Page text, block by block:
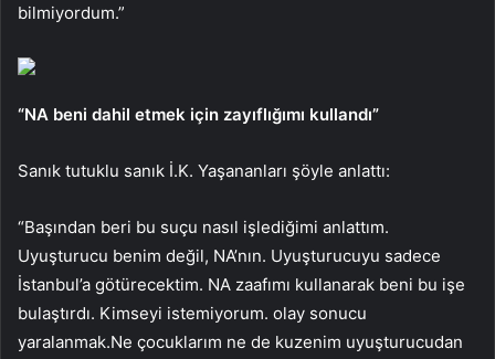
bilmiyordum.”
“NA beni dahil etmek için zayıflığımı kullandı”
Sanık tutuklu sanık İ.K. Yaşananları şöyle anlattı:
“Başından beri bu suçu nasıl işlediğimi anlattım.
Uyuşturucu benim değil, NA’nın. Uyuşturucuyu sadece
İstanbul’a götürecektim. NA zaafımı kullanarak beni bu işe
bulaştırdı. Kimseyi istemiyorum. olay sonucu
yaralanmak.Ne çocuklarım ne de kuzenim uyuşturucudan